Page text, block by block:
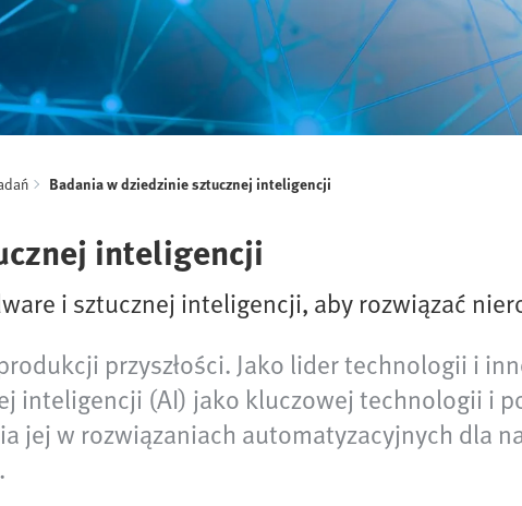
Badania w dziedzinie sztucznej inteligencji
inteligencji
i sztucznej inteligencji, aby rozwiązać
przyszłości. Jako lider technologii i
inteligencji (AI) jako kluczowej technologii i
jej w rozwiązaniach automatyzacyjnych dla